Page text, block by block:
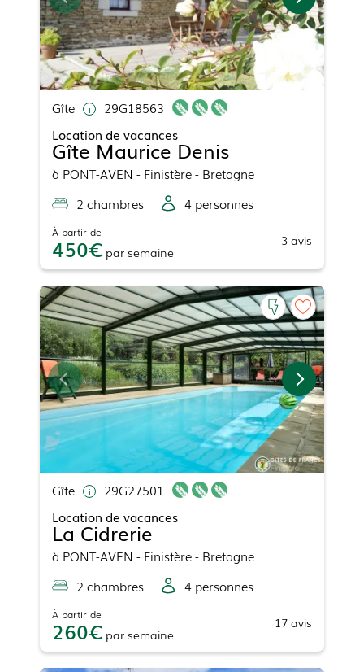
Gîte
29G18563
Location de vacances
Gîte Maurice Denis
à PONT-AVEN - Finistère - Bretagne
2 chambres 4 personnes
À partir de
450 par semaine
3 avis
Gîte
29G27501
Location de vacances
La Cidrerie
à PONT-AVEN - Finistère - Bretagne
2 chambres 4 personnes
À partir de
260 par semaine
17 avis